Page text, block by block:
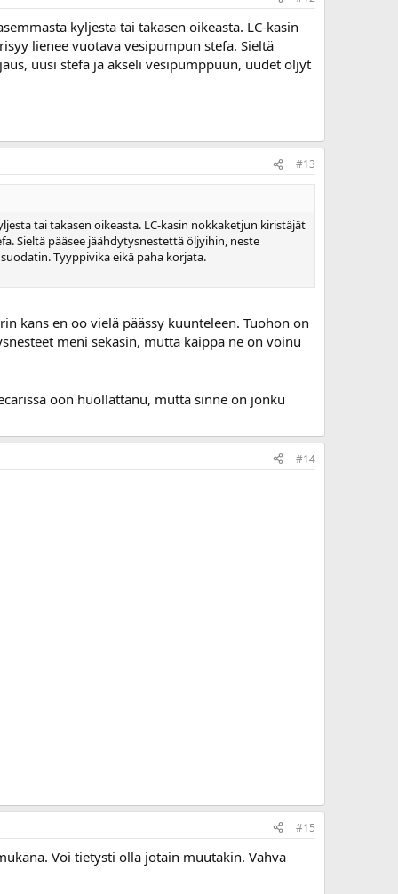
kyljesta tai takasen oikeasta. LC-kasin
lienee vuotava vesipumpun stefa. Sieltä
uusi stefa ja akseli vesipumppuun, uudet öljyt
#13
tai takasen oikeasta. LC-kasin nokkaketjun kiristäjät
Sieltä pääsee jäähdytysnestettä öljyihin, neste
Tyyppivika eikä paha korjata.
kans en oo vielä päässy kuunteleen. Tuohon on
meni sekasin, mutta kaippa ne on voinu
oon huollattanu, mutta sinne on jonku
#14
#15
Voi tietysti olla jotain muutakin. Vahva